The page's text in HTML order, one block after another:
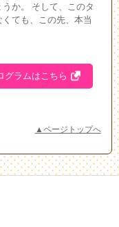
か。 そして、このタ
ても、この先、本当
グラムはこちら
▲ページトップへ